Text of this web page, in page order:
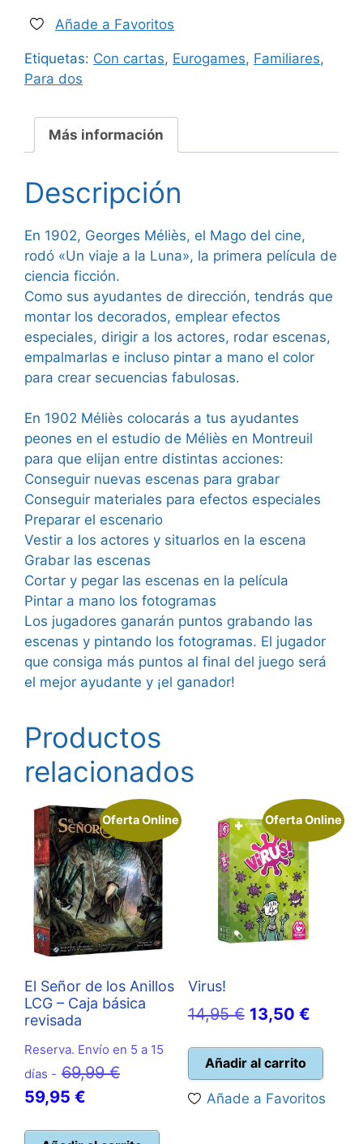
Añade a Favoritos
Etiquetas: Con cartas, Eurogames, Familiares,
Para dos
Más información
Descripción
En 1902, Georges Méliès, el Mago del cine,
rodó «Un viaje a la Luna», la primera película de
ciencia ficción.
Como sus ayudantes de dirección, tendrás que
montar los decorados, emplear efectos
especiales, dirigir a los actores, rodar escenas,
empalmarlas e incluso pintar a mano el color
para crear secuencias fabulosas.
En 1902 Méliès colocarás a tus ayudantes
peones en el estudio de Méliès en Montreuil
para que elijan entre distintas acciones:
Conseguir nuevas escenas para grabar
Conseguir materiales para efectos especiales
Preparar el escenario
Vestir a los actores y situarlos en la escena
Grabar las escenas
Cortar y pegar las escenas en la película
Pintar a mano los fotogramas
Los jugadores ganarán puntos grabando las
escenas y pintando los fotogramas. El jugador
que consiga más puntos al final del juego será
el mejor ayudante y ¡el ganador!
Productos
relacionados
Oferta Online
El Señor de los Anillos
LCG – Caja básica
revisada
Reserva. Envío en 5 a 15
días - 69,99€El
59,95 €
Oferta Online
Virus!
14,95€ El
original
era:
14,95 €.
13,50 €El
es:
13,50
Añadir al carrito
Añade a Favoritos